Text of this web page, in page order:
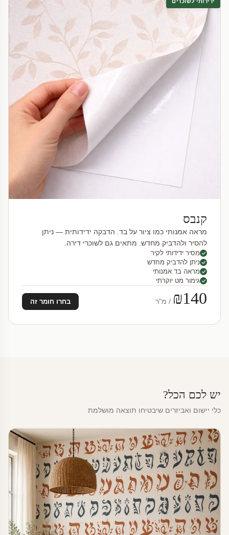
קנבס
מראה אמנותי כמו ציור על בד. הדבקה ידידותית — ניתן
להסיר ולהדביק מחדש. מתאים גם לשוכרי דירה.
מסיר ידידותי לקיר
ניתן להדביק מחדש
מראה בד אמנותי
גימור מט יוקרתי
₪140 / מ"ר בחרו חומר זה
יש לכם הכל?
כלי יישום ואביזרים שיבטיחו תוצאה מושלמת